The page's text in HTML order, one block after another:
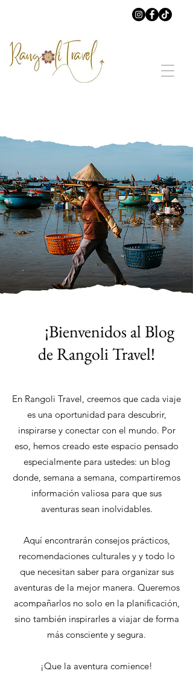
RANGOLI
TRAVEL
¡Bienvenidos al Blog
de Rangoli Travel!
En Rangoli Travel, creemos que cada viaje
es una oportunidad para descubrir,
inspirarse y conectar con el mundo. Por
eso, hemos creado este espacio pensado
especialmente para ustedes: un blog
donde, semana a semana, compartiremos
información valiosa para que sus
aventuras sean inolvidables.
Aquí encontrarán consejos prácticos,
recomendaciones culturales y y todo lo
que necesitan saber para organizar sus
aventuras de la mejor manera. Queremos
acompañarlos no solo en la planificación,
sino también inspirarles a viajar de forma
más consciente y segura.
¡Que la aventura comience!